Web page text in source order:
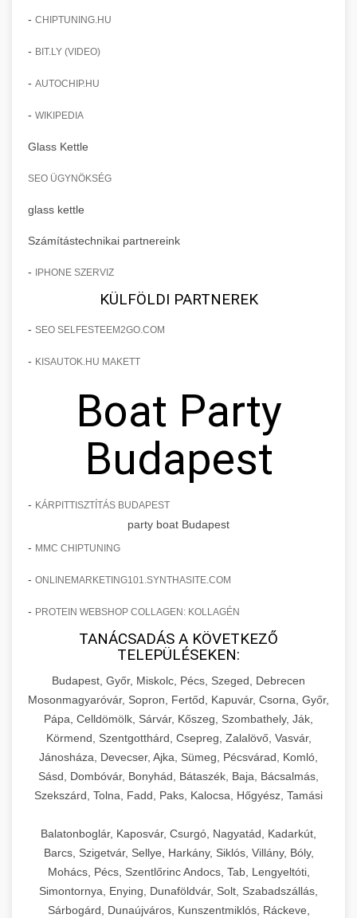
- CHIPTUNING.HU
- BIT.LY (VIDEO)
- AUTOCHIP.HU
- WIKIPEDIA
Glass Kettle
SEO ÜGYNÖKSÉG
glass kettle
Számítástechnikai partnereink
- IPHONE SZERVIZ
KÜLFÖLDI PARTNEREK
- SEO SELFESTEEM2GO.COM
- KISAUTOK.HU MAKETT
Boat Party
Budapest
- KÁRPITTISZTÍTÁS BUDAPEST
party boat Budapest
- MMC CHIPTUNING
- ONLINEMARKETING101.SYNTHASITE.COM
- PROTEIN WEBSHOP COLLAGEN: KOLLAGÉN
TANÁCSADÁS A KÖVETKEZŐ
TELEPÜLÉSEKEN:
Budapest, Győr, Miskolc, Pécs, Szeged, Debrecen
Mosonmagyaróvár, Sopron, Fertőd, Kapuvár, Csorna, Győr,
Pápa, Celldömölk, Sárvár, Kőszeg, Szombathely, Ják,
Körmend, Szentgotthárd, Csepreg, Zalalövő, Vasvár,
Jánosháza, Devecser, Ajka, Sümeg, Pécsvárad, Komló,
Sásd, Dombóvár, Bonyhád, Bátaszék, Baja, Bácsalmás,
Szekszárd, Tolna, Fadd, Paks, Kalocsa, Hőgyész, Tamási
Balatonboglár, Kaposvár, Csurgó, Nagyatád, Kadarkút,
Barcs, Szigetvár, Sellye, Harkány, Siklós, Villány, Bóly,
Mohács, Pécs, Szentlőrinc Andocs, Tab, Lengyeltóti,
Simontornya, Enying, Dunaföldvár, Solt, Szabadszállás,
Sárbogárd, Dunaújváros, Kunszentmiklós, Ráckeve,